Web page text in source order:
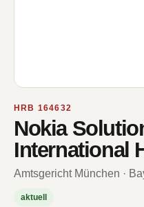
HRB 164632
Nokia
International
Amtsgericht München ·
aktuell